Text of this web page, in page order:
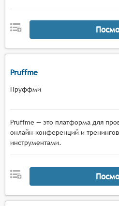
Pruffme
Пруффми
Pruffme — это платформа для
онлайн-конференций и
инструментами.